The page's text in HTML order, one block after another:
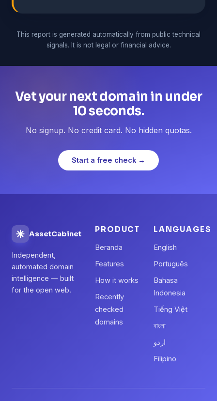
This report is generated automatically from public technical
signals. It is not legal or financial advice.
Vet your next domain in under
10 seconds.
No signup. No credit card. No hidden quotas.
Start a free check →
AssetCabinet
Independent,
automated domain
intelligence — built
for the open web.
PRODUCT
Beranda
Features
How it works
Recently
checked
domains
LANGUAGES
English
Português
Bahasa
Indonesia
Tiếng Việt
বাংলা
اردو
Filipino